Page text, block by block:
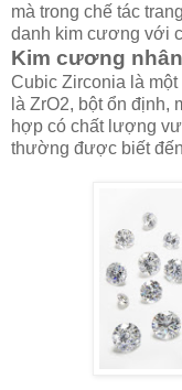
mà trong chế tác
danh kim cương với
Kim cương
Cubic Zirconia là
là ZrO2, bột ổn định,
hợp có chất lượng
thường được biết